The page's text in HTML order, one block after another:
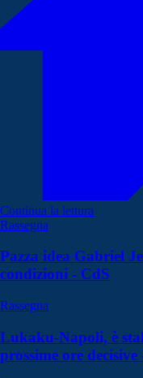
Continua la lettura
Rassegna
Pazza idea Gabriel
condizioni - CdS
Rassegna
Lukaku-Napoli, è
prossime ore